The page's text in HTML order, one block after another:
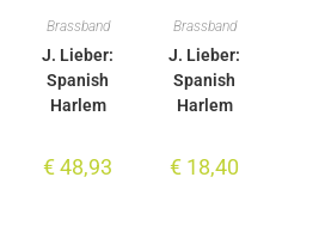
Brassband
J. Lieber:
Spanish
Harlem
€48,93
Brassband
J. Lieber:
Spanish
Harlem
€ 18,40